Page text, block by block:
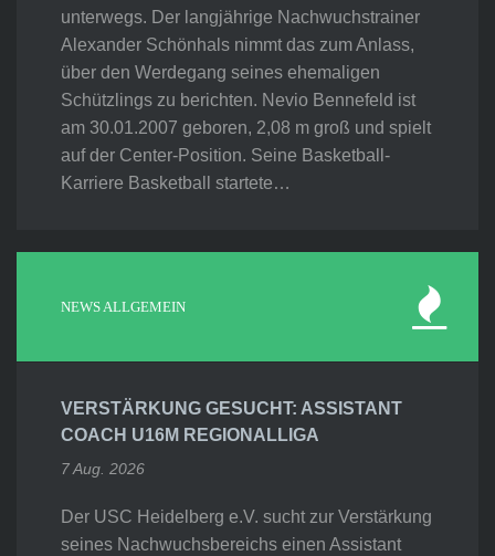
unterwegs. Der langjährige Nachwuchstrainer
Alexander Schönhals nimmt das zum Anlass,
über den Werdegang seines ehemaligen
Schützlings zu berichten. Nevio Bennefeld ist
am 30.01.2007 geboren, 2,08 m groß und spielt
auf der Center-Position. Seine Basketball-
Karriere Basketball startete…
NEWS ALLGEMEIN
VERSTÄRKUNG GESUCHT: ASSISTANT
COACH U16M REGIONALLIGA
7 Aug. 2026
Der USC Heidelberg e.V. sucht zur Verstärkung
seines Nachwuchsbereichs einen Assistant